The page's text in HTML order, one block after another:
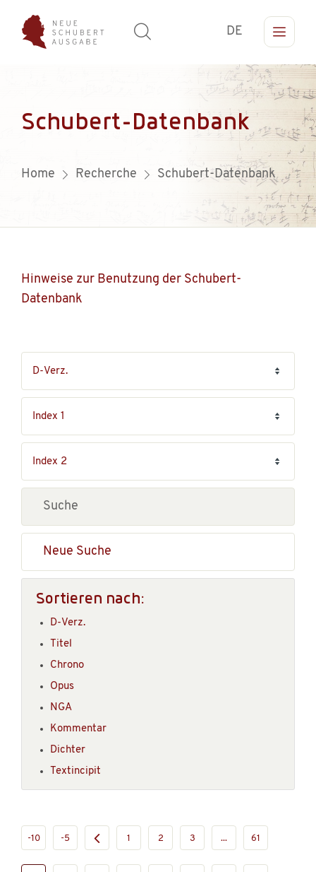
DE
Schubert-Datenbank
Home Recherche Schubert-Datenbank
Hinweise zur Benutzung der Schubert-
Datenbank
Neue Suche
Sortieren nach:
D-Verz.
Titel
Chrono
Opus
NGA
Kommentar
Dichter
Textincipit
-10 -5 1 2 3 ... 61